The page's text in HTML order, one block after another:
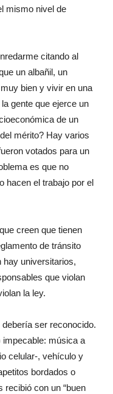
mismo nivel de
citando al
un albañil, un
bien y vivir en una
gente que ejerce un
de un
mérito? Hay varios
votados para un
es que no
hacen el trabajo por el
creen que tienen
de tránsito
hay universitarios,
que violan
la ley.
ser reconocido.
música a
celular-, vehículo y
bordados o
recibió con un “buen